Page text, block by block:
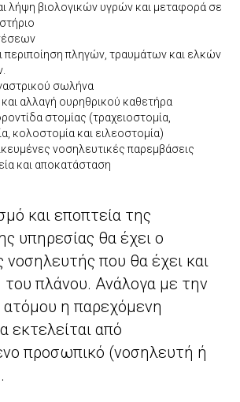
λήψη βιολογικών υγρών και μεταφορά σε
περιποίηση πληγών, τραυμάτων και ελκών
σωλήνα
αλλαγή ουρηθρικού καθετήρα
στομίας (τραχειοστομία,
κολοστομία και ειλεοστομία)
νοσηλευτικές παρεμβάσεις
και αποκατάσταση
και εποπτεία της
υπηρεσίας θα έχει ο
νοσηλευτής που θα έχει και
του πλάνου. Ανάλογα με την
ατόμου η παρεχόμενη
εκτελείται από
προσωπικό (νοσηλευτή ή